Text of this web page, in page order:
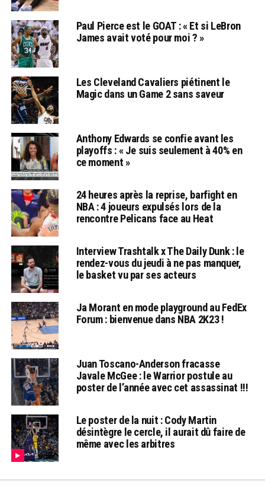
Paul Pierce est le GOAT : « Et si LeBron
James avait voté pour moi ? »
Les Cleveland Cavaliers piétinent le
Magic dans un Game 2 sans saveur
Anthony Edwards se confie avant les
playoffs : « Je suis seulement à 40% en
ce moment »
24 heures après la reprise, barfight en
NBA : 4 joueurs expulsés lors de la
rencontre Pelicans face au Heat
Interview Trashtalk x The Daily Dunk : le
rendez-vous du jeudi à ne pas manquer,
le basket vu par ses acteurs
Ja Morant en mode playground au FedEx
Forum : bienvenue dans NBA 2K23 !
Juan Toscano-Anderson fracasse
Javale McGee : le Warrior postule au
poster de l’année avec cet assassinat !!!
Le poster de la nuit : Cody Martin
désintègre le cercle, il aurait dû faire de
même avec les arbitres